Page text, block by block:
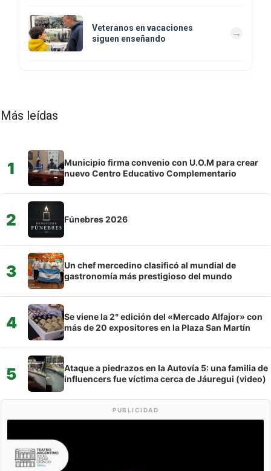
Veteranos en vacaciones
siguen enseñando
Más leídas
1
Municipio firma convenio con U.O.M para crear
nuevo Centro Educativo Complementario
2 Fúnebres 2026
3
Un chef mercedino clasificó al mundial de
gastronomía más prestigioso del mundo
4
Se viene la 2° edición del «Mercado Alfajor» con
más de 20 expositores en la Plaza San Martín
5
Ataque a piedrazos en la Autovía 5: una familia de
influencers fue víctima cerca de Jáuregui (video)
PUBLICIDAD